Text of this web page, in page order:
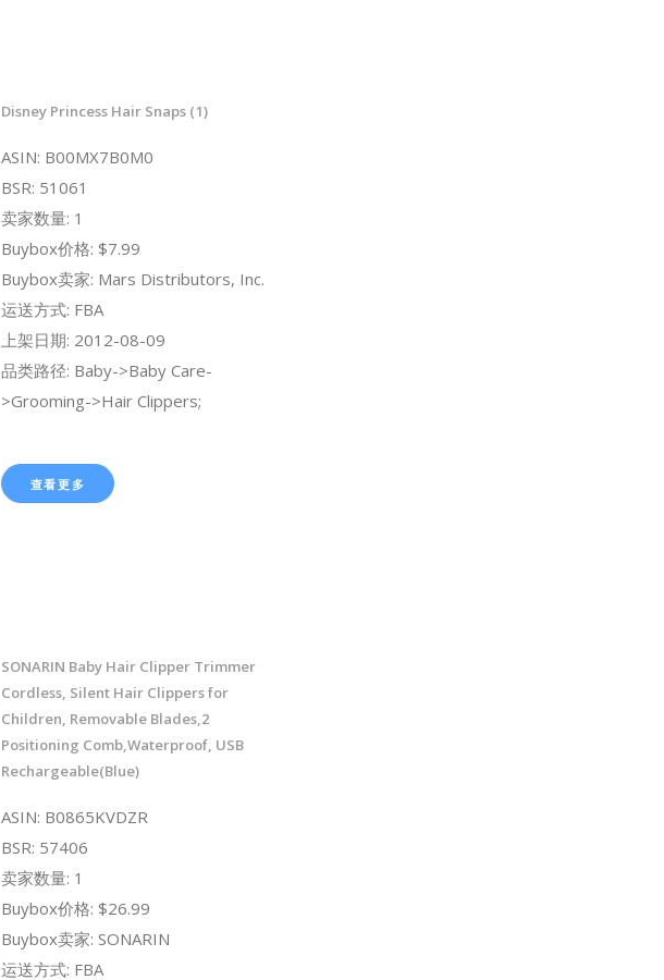
Disney Princess Hair Snaps (1)
ASIN: B00MX7B0M0
BSR: 51061
卖家数量: 1
Buybox价格: $7.99
Buybox卖家: Mars Distributors, Inc.
运送方式: FBA
上架日期: 2012-08-09
品类路径: Baby->Baby Care-
>Grooming->Hair Clippers;
查看更多
SONARIN Baby Hair Clipper Trimmer
Cordless, Silent Hair Clippers for
Children, Removable Blades,2
Positioning Comb,Waterproof, USB
Rechargeable(Blue)
ASIN: B0865KVDZR
BSR: 57406
卖家数量: 1
Buybox价格: $26.99
Buybox卖家: SONARIN
运送方式: FBA